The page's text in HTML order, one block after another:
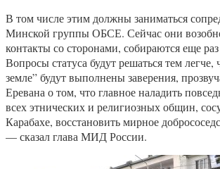
В том числе этим должны заниматься
Минской группы ОБСЕ. Сейчас они
контакты со сторонами, собираются еще
Вопросы статуса будут решаться тем легче,
земле” будут выполнены заверения,
Еревана о том, что главное наладить
всех этнических и религиозных общин,
Карабахе, восстановить мирное
— сказал глава МИД России.